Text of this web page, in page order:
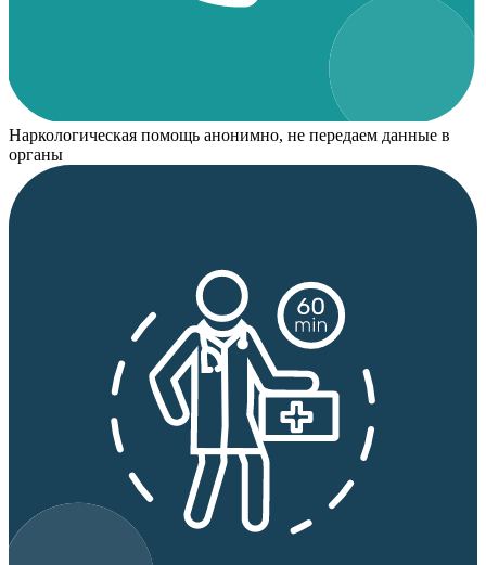
Наркологическая помощь анонимно, не передаем данные в
органы